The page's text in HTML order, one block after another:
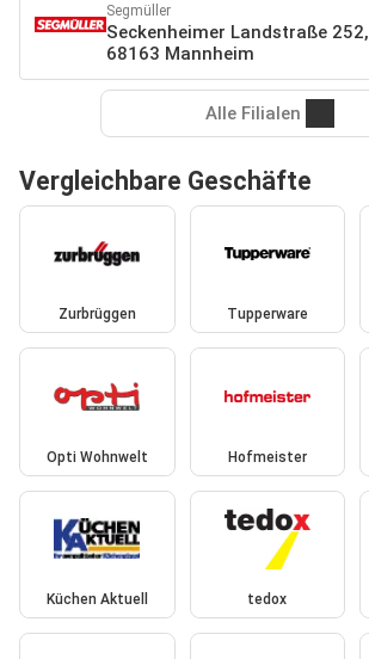
Segmüller
Seckenheimer Landstraße 252,
68163 Mannheim
Alle Filialen
Vergleichbare Geschäfte
Zurbrüggen Tupperware
Opti Wohnwelt Hofmeister
Küchen Aktuell tedox